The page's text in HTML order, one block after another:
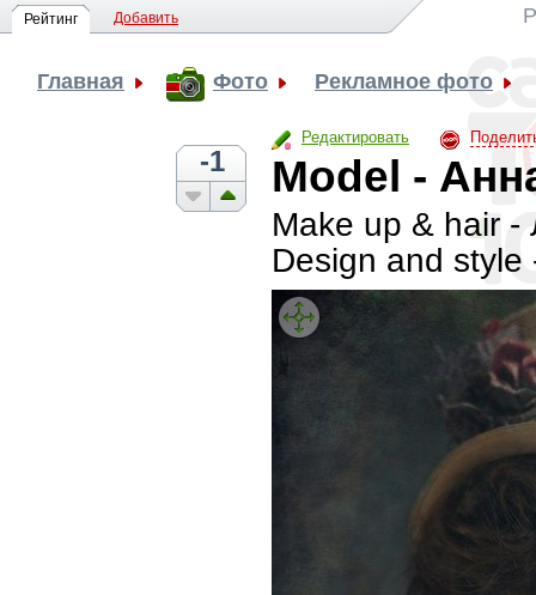
Рейтинг Добавить
Главная Фото Рекламное фото
Редактировать
-1 Model -
Make up & hair -
Design and